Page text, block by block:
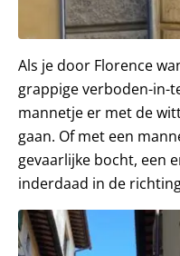
Als je door Florence
grappige verboden-in-
mannetje er met de
gaan. Of met een
gevaarlijke bocht, een
inderdaad in de